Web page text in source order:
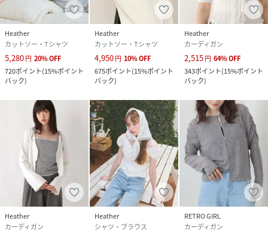
Heather
カットソー・Tシャツ
5,280円 20%OFF
720ポイント(15%ポイント
バック)
Heather
カットソー・Tシャツ
4,950円 10%OFF
675ポイント(15%ポイント
バック)
Heather
カーディガン
2,515円 64%OFF
343ポイント(15%ポイント
バック)
Heather
カーディガン
Heather
シャツ・ブラウス
RETRO GIRL
カーディガン